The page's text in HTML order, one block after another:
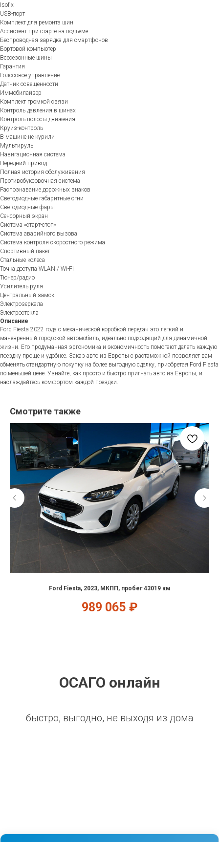
Isofix
USB-порт
Комплект для ремонта шин
Ассистент при старте на подъеме
Беспроводная зарядка для смартфонов
Бортовой компьютер
Всесезонные шины
Гарантия
Голосовое управление
Датчик освещенности
Иммобилайзер
Комплект громкой связи
Контроль давления в шинах
Контроль полосы движения
Круиз-контроль
В машине не курили
Мультируль
Навигационная система
Передний привод
Полная история обслуживания
Противобуксовочная система
Распознавание дорожных знаков
Светодиодные габаритные огни
Светодиодные фары
Сенсорный экран
Система «старт-стоп»
Система аварийного вызова
Система контроля скоростного режима
Спортивный пакет
Стальные колеса
Точка доступа WLAN / Wi-Fi
Тюнер/радио
Усилитель руля
Центральный замок
Электрозеркала
Электростекла
Описание
Ford Fiesta 2022 года с механической коробкой передач это легкий и
маневренный городской автомобиль, идеально подходящий для динамичной
жизни. Его продуманная эргономика и экономичность помогают делать каждую
поездку проще и удобнее. Заказ авто из Европы с растаможкой позволяет вам
обменять стандартную покупку на более выгодную сделку, приобретая Ford Fiesta
по меньшей цене. Узнайте, как просто и быстро пригнать авто из Европы, и
наслаждайтесь комфортом каждой поездки.
Смотрите также
Ford Fiesta, 2023, МКПП, пробег 43019 км
989 065 ₽
ОСАГО онлайн
быстро, выгодно, не выходя из дома